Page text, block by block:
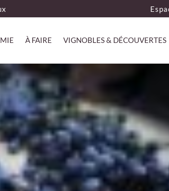
À FAIRE VIGNOBLES & DÉCOUVERTES